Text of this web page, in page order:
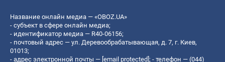
Название онлайн медиа — «OBOZ.UA»
- субъект в сфере онлайн медиа;
- идентификатор медиа — R40-06156;
- почтовый адрес — ул. Деревообрабатывающая, д. 7, г. Киев,
01013;
- адрес электронной почты — [email protected] ; - телефон — (044)